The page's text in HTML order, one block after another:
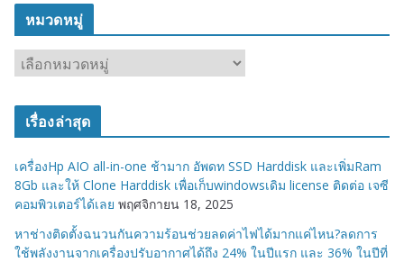
หมวดหมู่
ม
ว
มู่
เรื่องล่าสุด
เครื่องHp AIO all-in-one ช้ามาก อัพดท SSD Harddisk และเพิ่มRam
8Gb และให้ Clone Harddisk เพื่อเก็บwindowsเดิม license ติดต่อ เจซี
คอมพิวเตอร์ได้เลย พฤศจิกายน 18, 2025
หาช่างติดตั้งฉนวนกันความร้อนช่วยลดค่าไฟได้มากแค่ไหน?ลดการ
ใช้พลังงานจากเครื่องปรับอากาศได้ถึง 24% ในปีแรก และ 36% ในปีที่